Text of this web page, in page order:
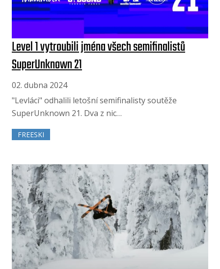
Level 1 vytroubili jména všech semifinalistů
SuperUnknown 21
02. dubna 2024
"Levláci" odhalili letošní semifinalisty soutěže
SuperUnknown 21. Dva z nic…
FREESKI